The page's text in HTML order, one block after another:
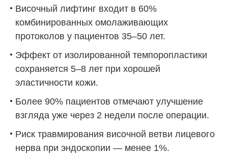
Височный лифтинг входит в 60%
комбинированных омолаживающих
протоколов у пациентов 35–50 лет.
Эффект от изолированной темпоропластики
сохраняется 5–8 лет при хорошей
эластичности кожи.
Более 90% пациентов отмечают улучшение
взгляда уже через 2 недели после операции.
Риск травмирования височной ветви лицевого
нерва при эндоскопии — менее 1%.